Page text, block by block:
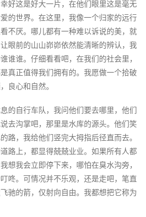
好这是好大一片，在他们眼里这是毫无
的世界。在这里，我像一个归家的远行
不厌。哪儿都有一种难以诉说的美，就
眼前的山山峁峁依然能清晰的辨认，我
谁谁。仔细看看吧，在我们的社会里，
真正值得我们拥有的。我愿做一个拾破
良心和自然。
的自行车队，我问他们要去哪里，他们
去沟掌吧，那里是水库的源头。他们笑
路，我给他们竖完大拇指后径直而去。
路上，都显得兢兢业业。如果所有人都
想我会立即停下来，哪怕在臭水沟旁，
咚。可情况并不乐观，还是走吧，笔直
驰的箭，仅射向自由。我都想把它称为